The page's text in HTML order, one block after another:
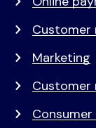
Customer
Marketing
Customer
Consumer